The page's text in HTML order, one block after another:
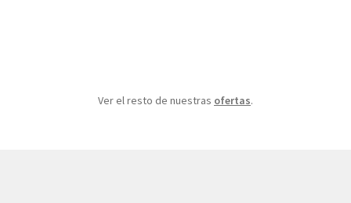
Ver el resto de nuestras ofertas.